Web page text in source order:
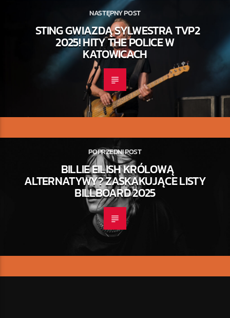
NASTĘPNY POST
STING GWIAZDĄ SYLWESTRA TVP2
2025! HITY THE POLICE W
KATOWICACH
POPRZEDNI POST
BILLIE EILISH KRÓLOWĄ
ALTERNATYWY? ZASKAKUJĄCE LISTY
BILLBOARD 2025